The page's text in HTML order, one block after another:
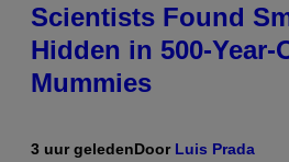
Scientists Found
Hidden in 500-Year-
Mummies
3 uur geledenDoor Luis Prada